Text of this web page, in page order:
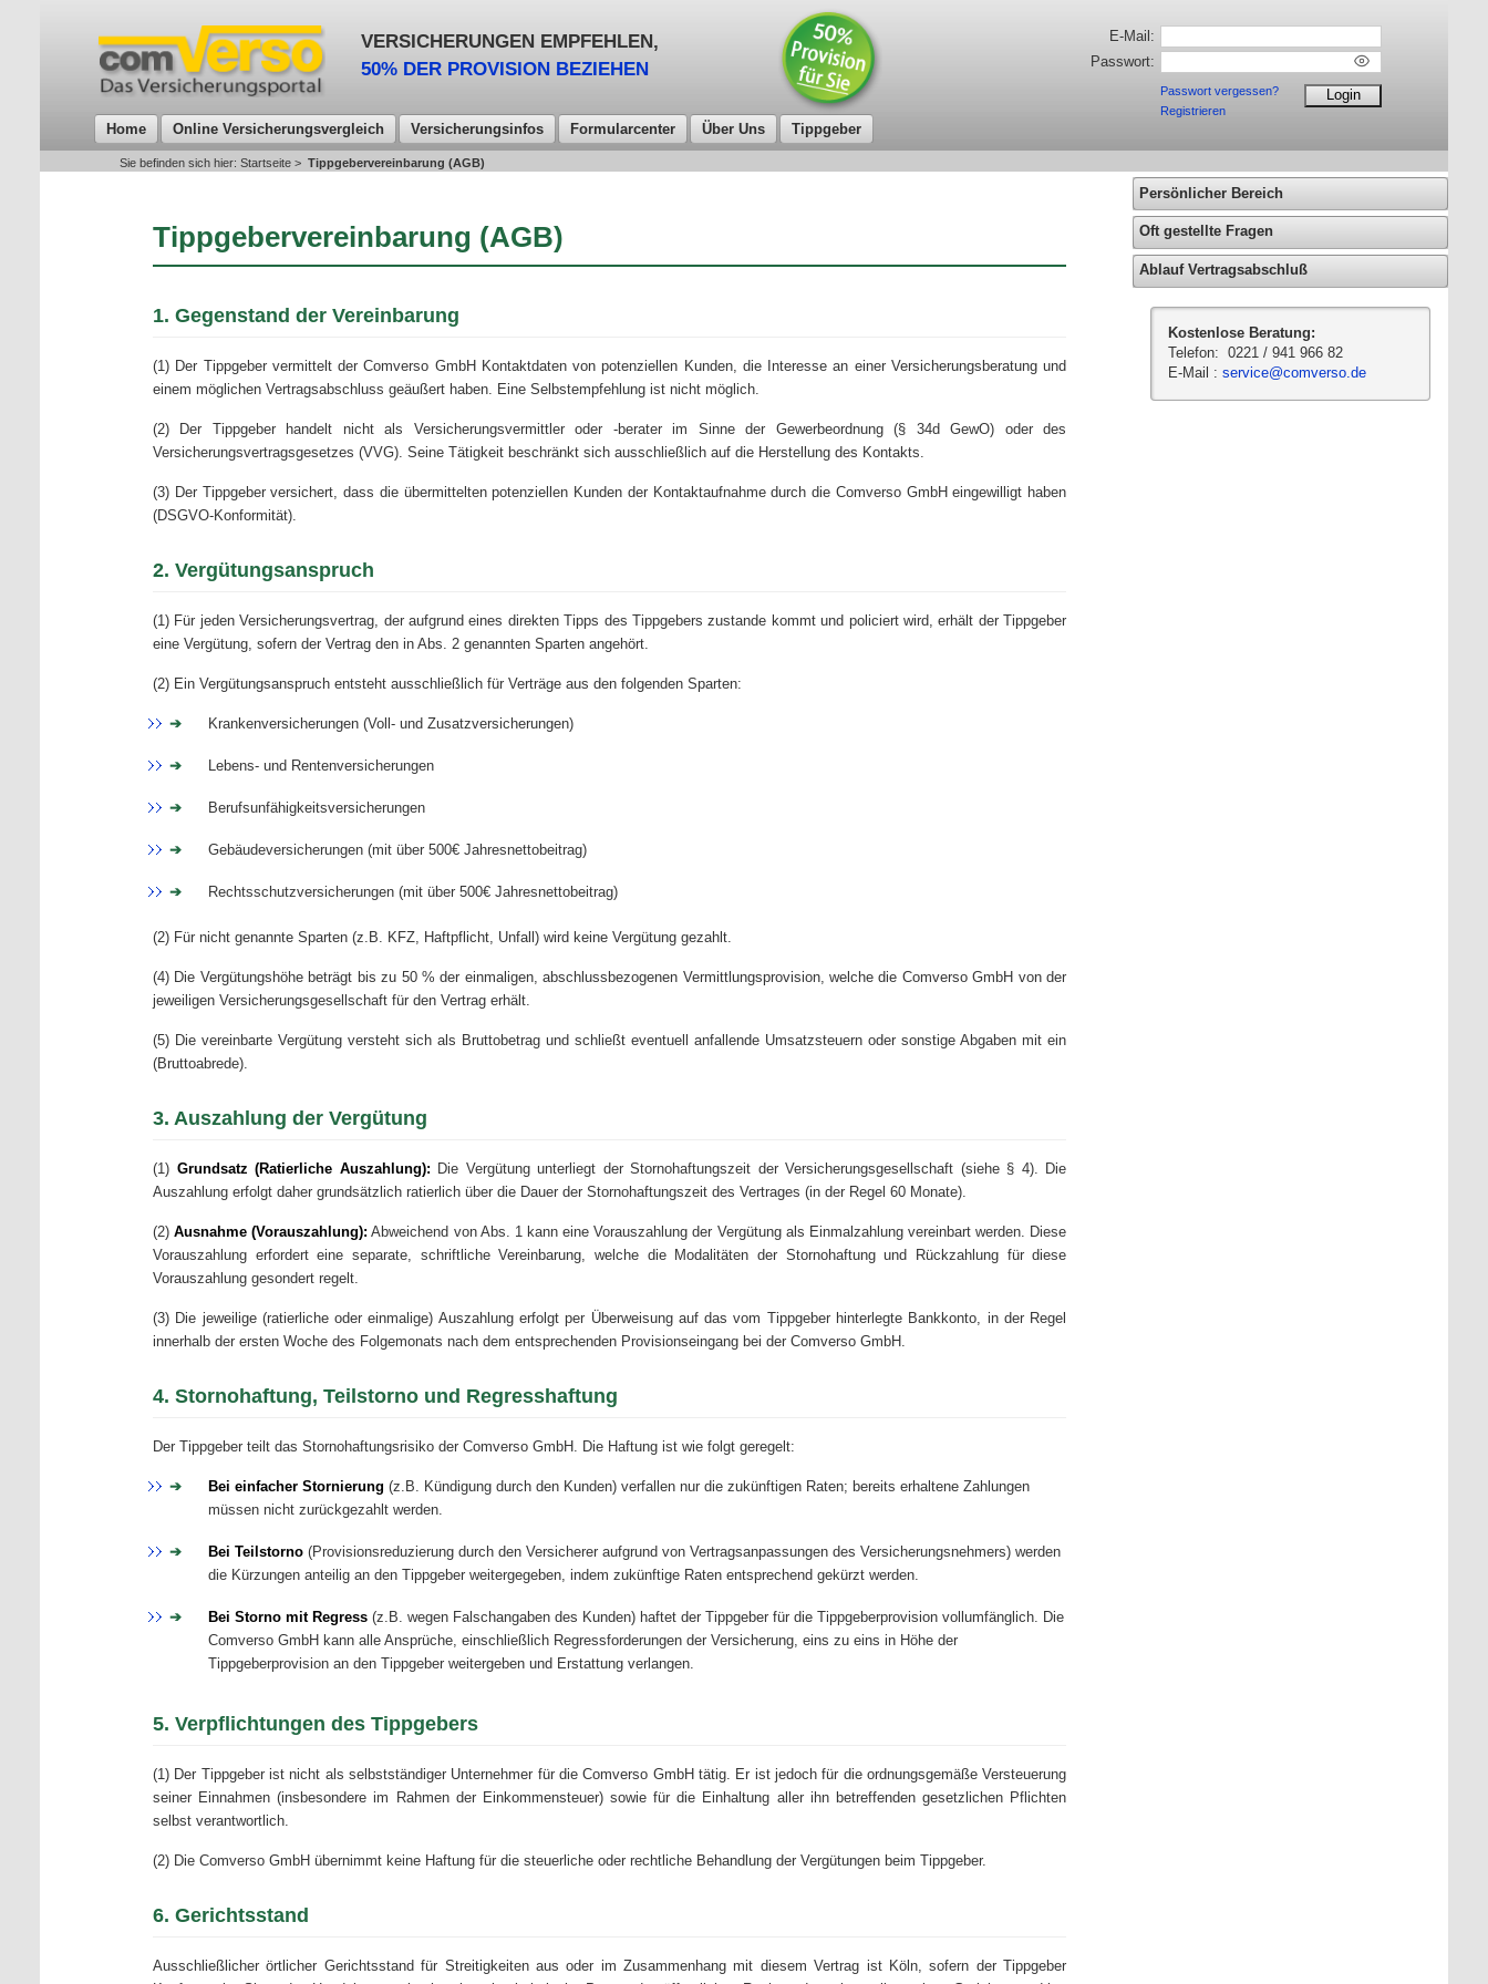
VERSICHERUNGEN EMPFEHLEN,
50% DER PROVISION BEZIEHEN
E-Mail:
Passwort:
Passwort vergessen?
Registrieren
Home Online Versicherungsvergleich Versicherungsinfos Formularcenter Über Uns Tippgeber
Sie befinden sich hier: Startseite > Tippgebervereinbarung (AGB)
Persönlicher Bereich
Oft gestellte Fragen
Ablauf Vertragsabschluß
Kostenlose Beratung:
Telefon: 0221 / 941 966 82
E-Mail : service@comverso.de
Tippgebervereinbarung (AGB)
1. Gegenstand der Vereinbarung
(1) Der Tippgeber vermittelt der Comverso GmbH Kontaktdaten von potenziellen Kunden, die Interesse an einer Versicherungsberatung und
einem möglichen Vertragsabschluss geäußert haben. Eine Selbstempfehlung ist nicht möglich.
(2) Der Tippgeber handelt nicht als Versicherungsvermittler oder -berater im Sinne der Gewerbeordnung (§ 34d GewO) oder des
Versicherungsvertragsgesetzes (VVG). Seine Tätigkeit beschränkt sich ausschließlich auf die Herstellung des Kontakts.
(3) Der Tippgeber versichert, dass die übermittelten potenziellen Kunden der Kontaktaufnahme durch die Comverso GmbH eingewilligt haben
(DSGVO-Konformität).
2. Vergütungsanspruch
(1) Für jeden Versicherungsvertrag, der aufgrund eines direkten Tipps des Tippgebers zustande kommt und policiert wird, erhält der Tippgeber
eine Vergütung, sofern der Vertrag den in Abs. 2 genannten Sparten angehört.
(2) Ein Vergütungsanspruch entsteht ausschließlich für Verträge aus den folgenden Sparten:
Krankenversicherungen (Voll- und Zusatzversicherungen)
Lebens- und Rentenversicherungen
Berufsunfähigkeitsversicherungen
Gebäudeversicherungen (mit über 500€ Jahresnettobeitrag)
Rechtsschutzversicherungen (mit über 500€ Jahresnettobeitrag)
(2) Für nicht genannte Sparten (z.B. KFZ, Haftpflicht, Unfall) wird keine Vergütung gezahlt.
(4) Die Vergütungshöhe beträgt bis zu 50 % der einmaligen, abschlussbezogenen Vermittlungsprovision, welche die Comverso GmbH von der
jeweiligen Versicherungsgesellschaft für den Vertrag erhält.
(5) Die vereinbarte Vergütung versteht sich als Bruttobetrag und schließt eventuell anfallende Umsatzsteuern oder sonstige Abgaben mit ein
(Bruttoabrede).
3. Auszahlung der Vergütung
(1) Grundsatz (Ratierliche Auszahlung): Die Vergütung unterliegt der Stornohaftungszeit der Versicherungsgesellschaft (siehe § 4). Die
Auszahlung erfolgt daher grundsätzlich ratierlich über die Dauer der Stornohaftungszeit des Vertrages (in der Regel 60 Monate).
(2)Ausnahme (Vorauszahlung): Abweichend von Abs. 1 kann eine Vorauszahlung der Vergütung als Einmalzahlung vereinbart werden. Diese
Vorauszahlung erfordert eine separate, schriftliche Vereinbarung, welche die Modalitäten der Stornohaftung und Rückzahlung für diese
Vorauszahlung gesondert regelt.
(3) Die jeweilige (ratierliche oder einmalige) Auszahlung erfolgt per Überweisung auf das vom Tippgeber hinterlegte Bankkonto, in der Regel
innerhalb der ersten Woche des Folgemonats nach dem entsprechenden Provisionseingang bei der Comverso GmbH.
4. Stornohaftung, Teilstorno und Regresshaftung
Der Tippgeber teilt das Stornohaftungsrisiko der Comverso GmbH. Die Haftung ist wie folgt geregelt:
Bei einfacher Stornierung (z.B. Kündigung durch den Kunden) verfallen nur die zukünftigen Raten; bereits erhaltene Zahlungen
müssen nicht zurückgezahlt werden.
Bei Teilstorno (Provisionsreduzierung durch den Versicherer aufgrund von Vertragsanpassungen des Versicherungsnehmers) werden
die Kürzungen anteilig an den Tippgeber weitergegeben, indem zukünftige Raten entsprechend gekürzt werden.
Bei Storno mit Regress (z.B. wegen Falschangaben des Kunden) haftet der Tippgeber für die Tippgeberprovision vollumfänglich. Die
Comverso GmbH kann alle Ansprüche, einschließlich Regressforderungen der Versicherung, eins zu eins in Höhe der
Tippgeberprovision an den Tippgeber weitergeben und Erstattung verlangen.
5. Verpflichtungen des Tippgebers
(1) Der Tippgeber ist nicht als selbstständiger Unternehmer für die Comverso GmbH tätig. Er ist jedoch für die ordnungsgemäße Versteuerung
seiner Einnahmen (insbesondere im Rahmen der Einkommensteuer) sowie für die Einhaltung aller ihn betreffenden gesetzlichen Pflichten
selbst verantwortlich.
(2) Die Comverso GmbH übernimmt keine Haftung für die steuerliche oder rechtliche Behandlung der Vergütungen beim Tippgeber.
6. Gerichtsstand
Ausschließlicher örtlicher Gerichtsstand für Streitigkeiten aus oder im Zusammenhang mit diesem Vertrag ist Köln, sofern der Tippgeber